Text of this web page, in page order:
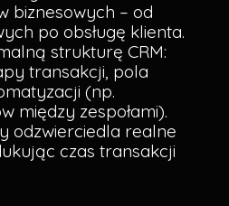
biznesowych – od
po obsługę klienta.
strukturę CRM:
transakcji, pola
(np.
między zespołami).
odzwierciedla realne
czas transakcji